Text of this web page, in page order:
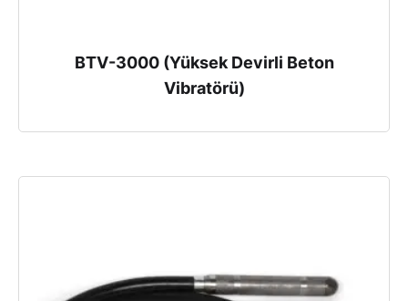
BTV-3000 (Yüksek Devirli Beton
Vibratörü)